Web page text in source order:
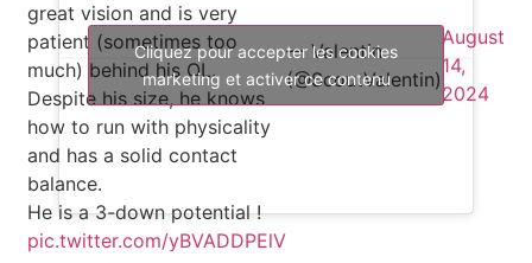
great vision and is very
patient (sometimes too
much) behind his OL.
Despite his size, he knows
how to run with physicality
and has a solid contact
balance.
He is a 3-down potential !
pic.twitter.com/yBVADDPElV
— Valentin
(@ScoutValentin)
August
14,
2024
Cliquez pour accepter les cookies
marketing et activer ce contenu